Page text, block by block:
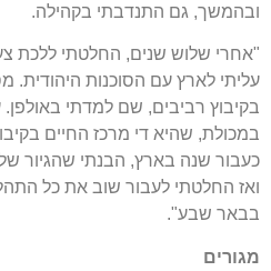
ובהמשך, גם התנדבתי בקהילה.
עליתי לארץ עם הסוכנות היהודית.
בקיבוץ רביבים, שם למדתי
במכולת, שהיא די מרכז החיים
כעבור שנה בארץ, הבנתי שהגיור
ואז החלטתי לעבור שוב את כל
בבאר שבע".
מגורים